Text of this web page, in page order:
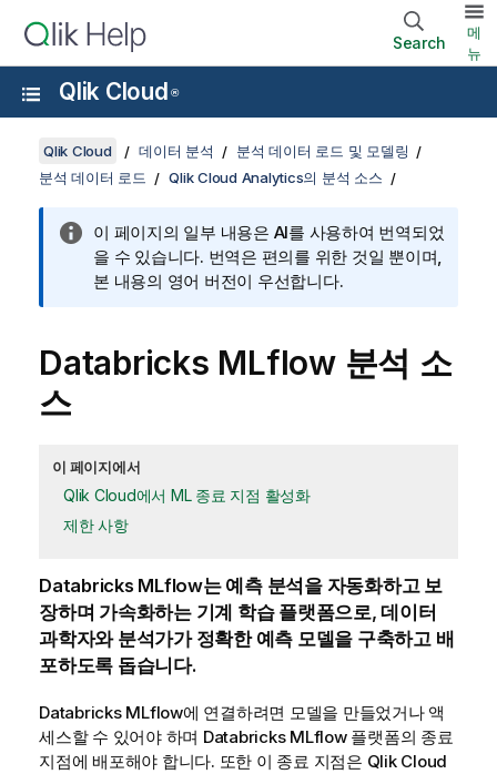
Search
메
뉴
Qlik Cloud ®
Qlik Cloud 데이터 분석
분석 데이터 로드 및 모델링
분석 데이터 로드
Qlik Cloud Analytics의 분석 소스
이 페이지의 일부 내용은 AI를 사용하여 번역되었
을 수 있습니다. 번역은 편의를 위한 것일 뿐이며,
본 내용의 영어 버전이 우선합니다.
Databricks MLflow분석 소
스
이 페이지에서
Qlik Cloud에서 ML 종료 지점 활성화
제한 사항
Databricks MLflow는 예측 분석을 자동화하고 보
장하며 가속화하는 기계 학습 플랫폼으로, 데이터
과학자와 분석가가 정확한 예측 모델을 구축하고 배
포하도록 돕습니다.
Databricks MLflow에 연결하려면 모델을 만들었거나 액
세스할 수 있어야 하며 Databricks MLflow플랫폼의 종료
지점에 배포해야 합니다. 또한 이 종료 지점은 Qlik Cloud